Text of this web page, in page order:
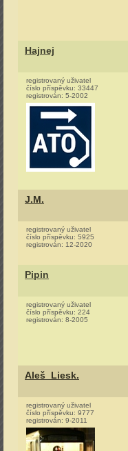
Hajnej
registrovaný uživatel
číslo příspěvku: 33447
registrován: 5-2002
J.M.
registrovaný uživatel
číslo příspěvku: 5925
registrován: 12-2020
Pipin
registrovaný uživatel
číslo příspěvku: 224
registrován: 8-2005
Aleš_Liesk.
registrovaný uživatel
číslo příspěvku: 9777
registrován: 9-2011